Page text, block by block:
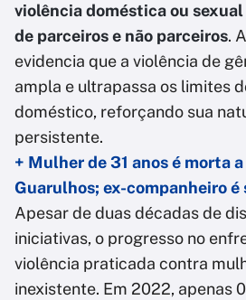
violência doméstica ou sexual
de parceiros e não parceiros.
evidencia que a violência de
ampla e ultrapassa os limites
doméstico, reforçando sua
persistente.
+ Mulher de 31 anos é morta
Guarulhos; ex-companheiro é
Apesar de duas décadas de
iniciativas, o progresso no
violência praticada contra
inexistente. Em 2022, apenas